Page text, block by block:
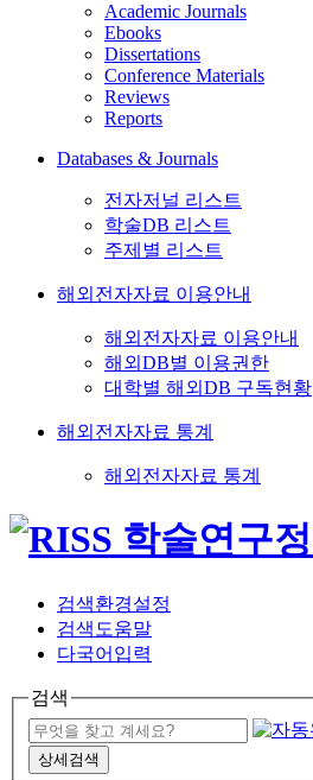
Academic Journals
Ebooks
Dissertations
Conference Materials
Reviews
Reports
Databases & Journals
전자저널 리스트
학술DB 리스트
주제별 리스트
해외전자자료 이용안내
해외전자자료 이용안내
해외DB별 이용권한
대학별 해외DB 구독현황
해외전자자료 통계
해외전자자료 통계
검색환경설정
검색도움말
다국어입력
검색
상세검색